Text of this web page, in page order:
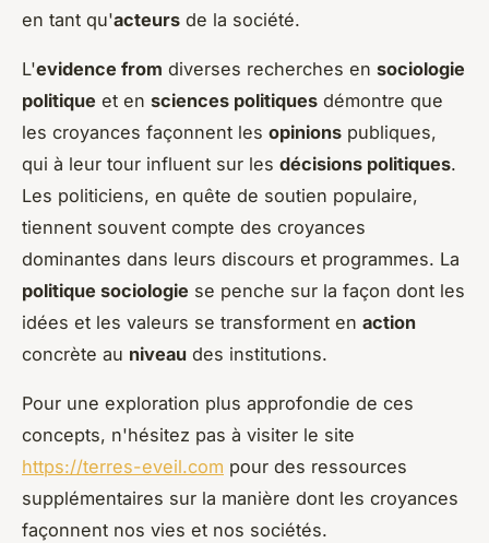
en tant qu'acteurs de la société.
L'evidence from diverses recherches en sociologie
politique et en sciences politiques démontre que
les croyances façonnent les opinions publiques,
qui à leur tour influent sur les décisions politiques.
Les politiciens, en quête de soutien populaire,
tiennent souvent compte des croyances
dominantes dans leurs discours et programmes. La
politique sociologie se penche sur la façon dont les
idées et les valeurs se transforment en action
concrète au niveau des institutions.
Pour une exploration plus approfondie de ces
concepts, n'hésitez pas à visiter le site
https://terres-eveil.com pour des ressources
supplémentaires sur la manière dont les croyances
façonnent nos vies et nos sociétés.